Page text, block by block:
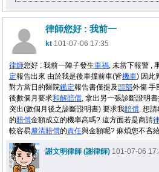
律師您好 : 我前一
kt 101-07-06 17:35
律師您好 : 我前一陣子發生車禍, 未當下報警 ,
定報告出來 由於我是後車撞前車(皆機車) 因此
對方當日的醫院鑑定報告書僅提及頭部外傷 手
後數個月要求和解賠償, 拿出另一張診斷證明書
突出(數個月後之診斷證明書) 要求我賠償. 想請
的賠償金額成立的機率高嗎? 這方面若是商請
較容易釐清賠償的責任與金額呢? 麻煩您不吝
謝文明律師 (謝律師) 101-07-06